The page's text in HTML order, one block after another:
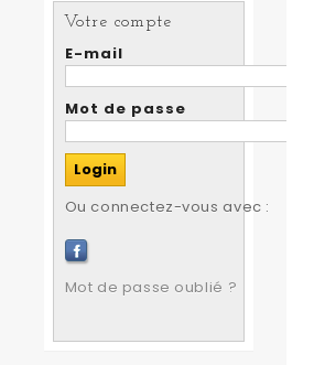
Votre compte
E-mail
Mot de passe
Ou connectez-vous avec :
Mot de passe oublié ?